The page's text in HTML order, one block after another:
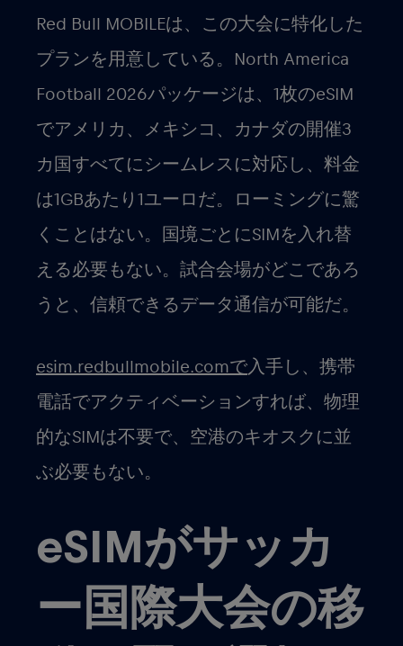
Red Bull MOBILEは、この大会に特化した
プランを用意している。
North America
Football 2026パッケージは、1枚のeSIM
でアメリカ、メキシコ、カナダの開催3
カ国すべてにシームレスに対応し、料金
は1GBあたり1ユーロ だ。ローミングに驚
くことはない。国境ごとにSIMを入れ替
える必要もない。試合会場がどこであろ
うと、信頼できるデータ通信が可能だ。
esim.redbullmobile.comで入手し、携帯
電話でアクティベーションすれば、物理
的なSIMは不要で、空港のキオスクに並
ぶ必要もない。
eSIMがサッカ
ー国際大会の移